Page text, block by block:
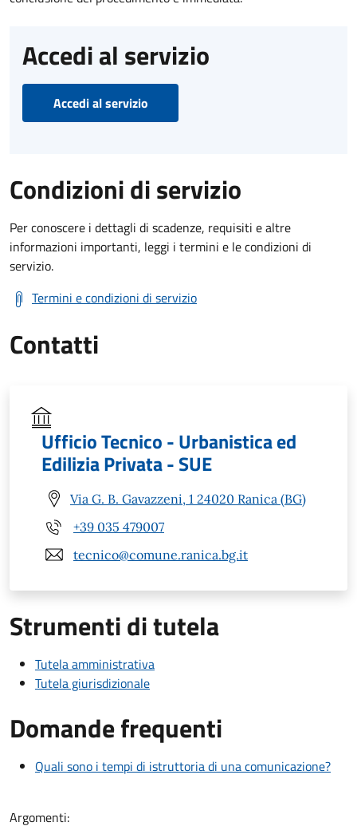
Accedi al servizio
Accedi al servizio
Condizioni di servizio
Per conoscere i dettagli di scadenze, requisiti e altre
informazioni importanti, leggi i termini e le condizioni di
servizio.
Termini e condizioni di servizio
Contatti
Ufficio Tecnico - Urbanistica ed
Edilizia Privata - SUE
Via G. B. Gavazzeni, 1 24020 Ranica (BG)
+39 035 479007
tecnico@comune.ranica.bg.it
Strumenti di tutela
Tutela amministrativa
Tutela giurisdizionale
Domande frequenti
Quali sono i tempi di istruttoria di una comunicazione?
Argomenti: